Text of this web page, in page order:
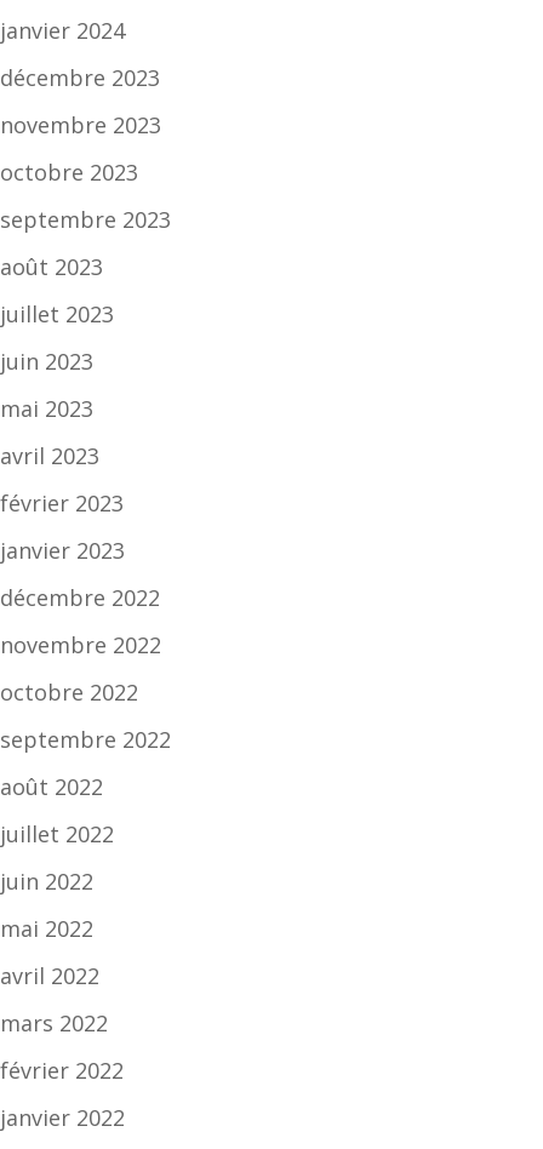
janvier 2024
décembre 2023
novembre 2023
octobre 2023
septembre 2023
août 2023
juillet 2023
juin 2023
mai 2023
avril 2023
février 2023
janvier 2023
décembre 2022
novembre 2022
octobre 2022
septembre 2022
août 2022
juillet 2022
juin 2022
mai 2022
avril 2022
mars 2022
février 2022
janvier 2022